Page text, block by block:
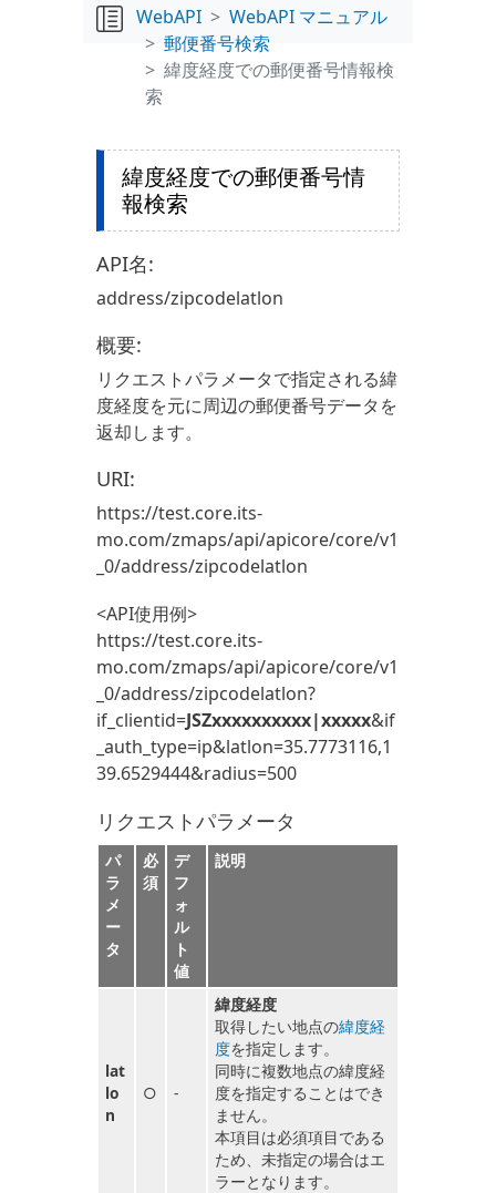
WebAPI
WebAPI マニュアル
郵便番号検索
緯度経度での郵便番号情報検
索
緯度経度での郵便番号情
報検索
API名:
address/zipcodelatlon
概要:
リクエストパラメータで指定される緯
度経度を元に周辺の郵便番号データを
返却します。
URI:
https://test.core.its-
mo.com/zmaps/api/apicore/core/v1
_0/address/zipcodelatlon
<API使用例>
https://test.core.its-
mo.com/zmaps/api/apicore/core/v1
_0/address/zipcodelatlon?
if_clientid=JSZxxxxxxxxxx|xxxxx&if
_auth_type=ip&latlon=35.7773116,1
39.6529444&radius=500
リクエストパラメータ
パ
ラ
メ
ー
タ
必
須
デ
フ
ォ
ル
ト
値
説明
lat
lo
n
○ -
緯度経度
取得したい地点の緯度経
度を指定します。
同時に複数地点の緯度経
度を指定することはでき
ません。
本項目は必須項目である
ため、未指定の場合はエ
ラーとなります。